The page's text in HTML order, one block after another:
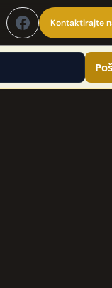
Kontaktirajte